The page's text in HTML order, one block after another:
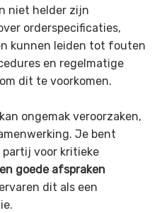
niet helder zijn
orderspecificaties,
kunnen leiden tot fouten
en regelmatige
dit te voorkomen.
ongemak veroorzaken,
Je bent
voor kritieke
goede afspraken
dit als een